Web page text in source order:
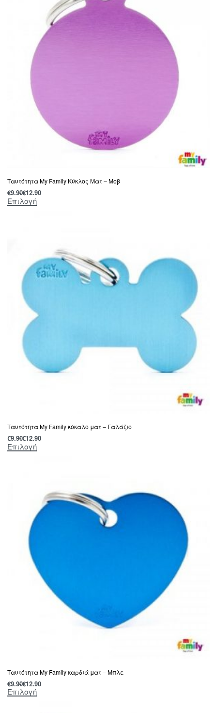
Ταυτότητα My Family Κύκλος Ματ – Μοβ
€9.90€12.90
Επιλογή
Tαυτότητα Μy Family κόκαλο ματ – Γαλάζιο
€9.90€12.90
Επιλογή
Ταυτότητα My Family καρδιά ματ – Μπλε
€9.90€12.90
Επιλογή